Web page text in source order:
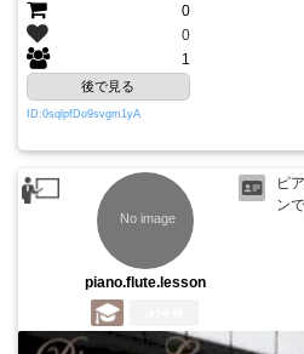
0
0
1
後で見る
ID:0sqlpfDo9svgm1yA
piano.flute.lesson
ピ
ン